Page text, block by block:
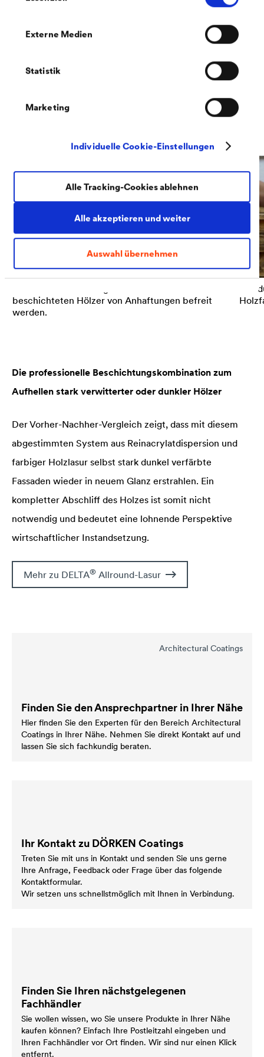
Externe Medien
Statistik
Marketing
Individuelle Cookie-Einstellungen
Alle akzeptieren und weiter
Auswahl übernehmen
Alle Tracking-Cookies ablehnen
wurden mit der UV-beständigen farbigen Holzlasur
Farbton ausge­führt.
beschichteten Hölzer von Anhaftungen befreit
werden.
Der
Die professionelle Beschichtungskombination zum
Aufhellen stark verwitterter oder dunkler Hölzer
Der Vorher-Nachher-Vergleich zeigt, dass mit diesem
abgestimmten System aus Reinacrylat­dis­persion und
farbiger Holzlasur selbst stark dunkel verfärbte
Fassaden wieder in neuem Glanz erstrahlen. Ein
kompletter Abschliff des Holzes ist somit nicht
notwendig und bedeutet eine lohnende Perspektive
wirtschaftlicher Instandsetzung.
Mehr zu DELTA® Allround-Lasur
Architectural Coatings
Finden Sie den Ansprechpartner in Ihrer Nähe
Hier finden Sie den Experten für den Bereich Architectural
Coatings in Ihrer Nähe. Nehmen Sie direkt Kontakt auf und
lassen Sie sich fachkundig beraten.
Ihr Kontakt zu DÖRKEN Coatings
Treten Sie mit uns in Kontakt und senden Sie uns gerne
Ihre Anfrage, Feedback oder Frage über das folgende
Kontaktformular.
Wir setzen uns schnellstmöglich mit Ihnen in Verbindung.
Finden Sie Ihren nächstgelegenen
Fachhändler
Sie wollen wissen, wo Sie unsere Produkte in Ihrer Nähe
kaufen können? Einfach Ihre Postleitzahl eingeben und
Ihren Fachhändler vor Ort finden. Wir sind nur einen Klick
entfernt.